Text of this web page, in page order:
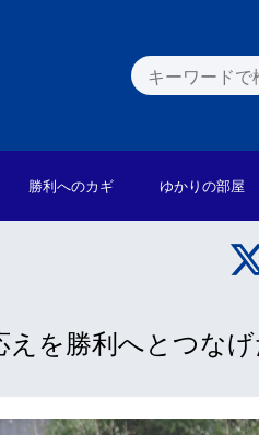
勝利へのカギ ゆかりの部屋
えを勝利へとつな